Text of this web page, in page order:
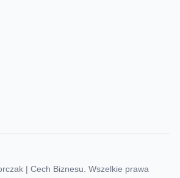
| Cech Biznesu. Wszelkie prawa